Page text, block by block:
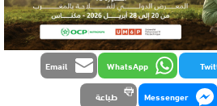
WhatsApp
Email
Messenger طباعة